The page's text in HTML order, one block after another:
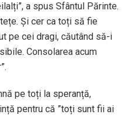
a spus Sfântul Părinte.
Și cer ca toți să fie
pe cei dragi, căutând să-i
Consolarea acum
pe toți la speranță,
pentru că ”toți sunt fii ai